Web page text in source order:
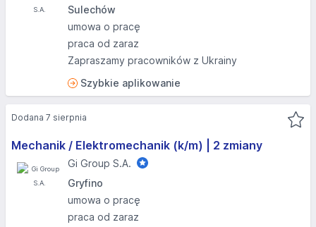
Sulechów
umowa o pracę
praca od zaraz
Zapraszamy pracowników z Ukrainy
Szybkie aplikowanie
Mechanik / Elektromechanik (k/m) | 2 zmiany
Gi Group S.A.
Gryfino
umowa o pracę
praca od zaraz
Dodana 7 sierpnia